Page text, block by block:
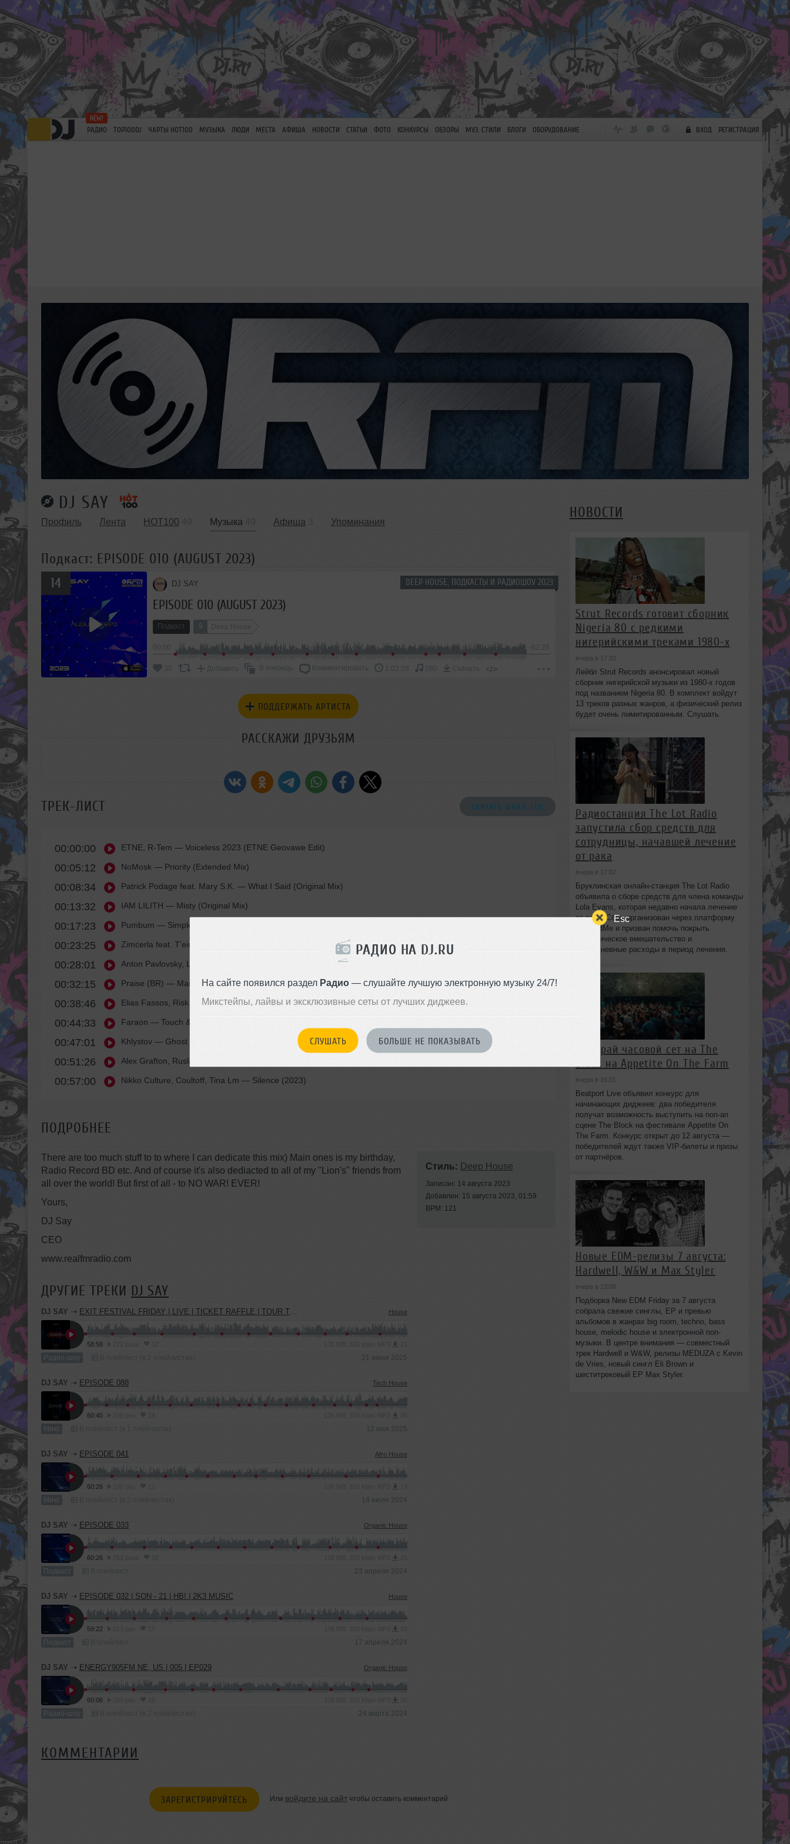
Esc
РАДИО НА DJ.RU
На сайте появился раздел Радио— слушайте лучшую электронную музыку 24/7!
Микстейпы, лайвы и эксклюзивные сеты от лучших диджеев.
СЛУШАТЬ БОЛЬШЕ НЕ ПОКАЗЫВАТЬ
РАДИО TOP100DJ ЧАРТЫ HOT100 МУЗЫКА ЛЮДИ МЕСТА АФИША НОВОСТИ СТАТЬИ ФОТО КОНКУРСЫ ОБЗОРЫ МУЗ. СТИЛИ БЛОГИ ОБОРУДОВАНИЕ ВХОД РЕГИСТРАЦИЯ
DJ SAY
Профиль Лента HOT100 Музыка Афиша Упоминания
Подкаст: EPISODE 010 (AUGUST 2023)
DEEP HOUSE, ПОДКАСТЫ И РАДИОШОУ 2023
14 DJ SAY
EPISODE 010 (AUGUST 2023)
Подкаст 9 Deep House
-62:28
30 Добавить В очередь Комментировать 1:02:28 280 Скачать </>
ПОДДЕРЖАТЬ АРТИСТА
РАССКАЖИ ДРУЗЬЯМ
ТРЕК-ЛИСТ СКАЧАТЬ ФАЙЛ .CUE
00:00:00 ETNE, R-Tem — Voiceless 2023 (ETNE Geovawe Edit)
00:05:12 NoMosk — Priority (Extended Mix)
00:08:34 Patrick Podage feat. Mary S.K. — What I Said (Original Mix)
00:13:32 IAM LILITH — Misty (Original Mix)
00:17:23 Pumbum — Simple Question (Taleman Extended Remix)
00:23:25 Zimcerla feat. T'eira
00:28:01 Anton Pavlovsky, Lemme
00:32:15 Praise (BR) — Mango (Original Mix)
00:38:46 Elias Fassos, Risk (GR), Maria Peidi— It Feels So Good (2023)
00:44:33 Faraon — Touch & Feel (Original Mix)
00:47:01 Khlystov — Ghost (Extended Mix)
00:51:26 Alex Grafton, Ruslana Taranuha
00:57:00 Nikko Culture, Coultoff, Tina Lm — Silence (2023)
ПОДРОБНЕЕ
There are too much stuff to to where I can dedicate this mix) Main ones is my birthday,
Radio Record BD etc. And of course it's also dediacted to all of my "Lion's" friends from
all over the world! But first of all - to NO WAR! EVER!
Yours,
DJ Say
CEO
www.realfmradio.com
ДРУГИЕ ТРЕКИ DJ SAY
DJ SAY ➝ EXIT FESTIVAL FRIDAY | LIVE | TICKET RAFFLE | TOUR TWO | 20.06.2025 House
58:58
Радио-шоу 21 июня 2025
DJ SAY ➝ EPISODE 088 Tech House
60:40
Микс 12 мая 2025
DJ SAY ➝ EPISODE 041 Afro House
60:26
Микс 14 июля 2024
DJ SAY ➝ EPISODE 033 Organic House
60:26
Подкаст 23 апреля 2024
DJ SAY ➝ EPISODE 032 | SON - 21 | HB! | 2K3 MUSIC House
59:22
Подкаст 17 апреля 2024
DJ SAY ➝ ENERGY905FM NE, US | 005 | EP029 Organic House
60:06
Радио-шоу 24 марта 2024
Стиль: Deep House
Записан: 14 августа 2023
Добавлен: 15 августа 2023, 01:59
BPM: 121
КОММЕНТАРИИ
ЗАРЕГИСТРИРУЙТЕСЬ Или войдите на сайтчтобы оставить комментарий
НОВОСТИ
Strut Records готовит сборник
Nigeria 80 с редкими
нигерийскими треками 1980-х
вчера в 17:32
Лейбл Strut Records анонсировал новый
сборник нигерийской музыки из 1980-х годов
под названием Nigeria 80. В комплект войдут
13 треков разных жанров, а физический релиз
будет очень лимитированным. Слушать.
Радиостанция The Lot Radio
запустила сбор средств для
сотрудницы, начавшей лечение
от рака
вчера в 17:02
Бруклинская онлайн-станция The Lot Radio
объявила о сборе средств для члена команды
Lola Evans, которая недавно начала лечение
от рака. Сбор организован через платформу
GoFundMe и призван помочь покрыть
хирургическое вмешательство и
повседневные расходы в период лечения.
Выиграй часовой сет на The
Block на Appetite On The Farm
вчера в 16:01
Beatport Live объявил конкурс для
начинающих диджеев: два победителя
получат возможность выступить на поп‑ап
сцене The Block на фестивале Appetite On
The Farm. Конкурс открыт до 12 августа —
победителей ждут также VIP‑билеты и призы
от партнёров.
Новые EDM-релизы 7 августа:
Hardwell, W&W и Max Styler
вчера в 13:08
Подборка New EDM Friday за 7 августа
собрала свежие синглы, EP и превью
альбомов в жанрах big room, techno, bass
house, melodic house и электронной поп-
музыки. В центре внимания — совместный
трек Hardwell и W&W, релизы MEDUZA с Kevin
de Vries, новый сингл Eli Brown и
шеститрековый EP Max Styler.